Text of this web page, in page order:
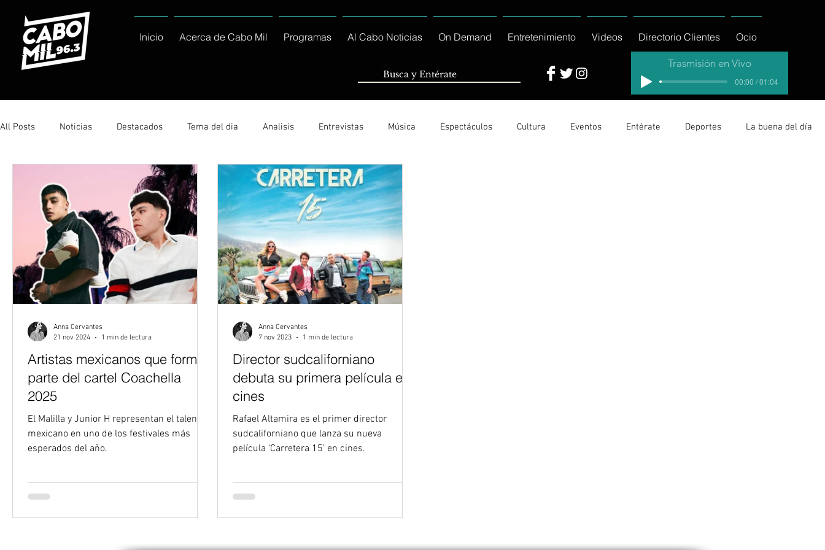
Inicio Acerca de Cabo Mil Programas Al Cabo Noticias On Demand Entretenimiento Videos Directorio Clientes Ocio
Trasmisión en Vivo
00:00 / 01:04
All Posts Noticias Destacados Tema del dia Analisis Entrevistas Música Espectáculos Cultura Eventos Entérate Deportes La buena del día
Reportajes Especiales Al Cabo Notic Ayuntamiento de Los Cabos Informa
Servicio Social
Artistas mexicanos que forman
parte del cartel Coachella
2025
El Malilla y Junior H representan el talento
mexicano en uno de los festivales más
esperados del año.
Anna Cervantes
21 nov 2024
1 min de lectura
Director sudcaliforniano
debuta su primera película en
cines
Rafael Altamira es el primer director
sudcaliforniano que lanza su nueva
película ‘Carretera 15’ en cines.
Anna Cervantes
7 nov 2023
1 min de lectura